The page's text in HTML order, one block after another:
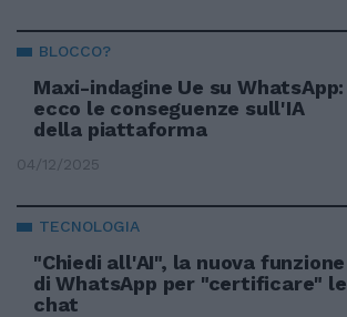
BLOCCO?
Maxi-indagine Ue su WhatsApp:
ecco le conseguenze sull'IA
della piattaforma
04/12/2025
TECNOLOGIA
"Chiedi all'AI", la nuova funzione
di WhatsApp per "certificare" le
chat